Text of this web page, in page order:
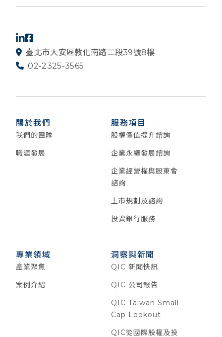
臺北市大安區敦化南路二段39號8樓
02-2325-3565
關於我們
我們的團隊
職涯發展
服務項目
股權價值提升諮詢
企業永續發展諮詢
企業經營權與股東會
諮詢
上市規劃及諮詢
投資銀行服務
專業領域
產業聚焦
案例介紹
洞察與新聞
QIC 新聞快訊
QIC 公司報告
QIC Taiwan Small-
Cap Lookout
QIC從國際股權及投